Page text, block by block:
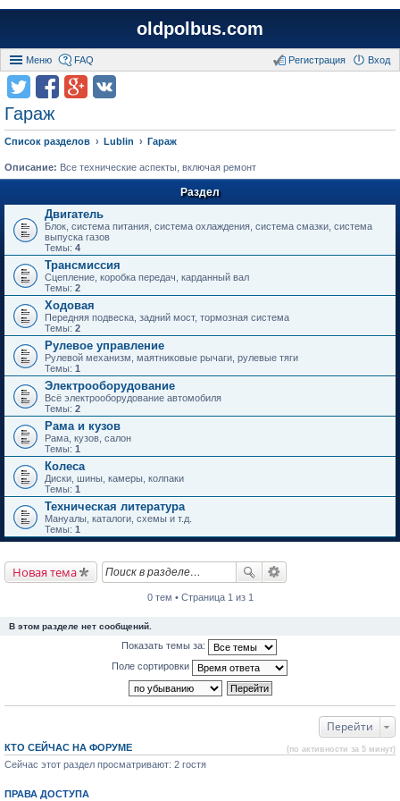
oldpolbus.com
Меню FAQ Вход
Регистрация
Гараж
Список разделов Lublin Гараж
Описание: Все технические аспекты, включая ремонт
Раздел
Двигатель
Блок, система питания, система охлаждения, система смазки, система
выпуска газов
Темы: 4
Трансмиссия
Сцепление, коробка передач, карданный вал
Темы: 2
Ходовая
Передняя подвеска, задний мост, тормозная система
Темы: 2
Рулевое управление
Рулевой механизм, маятниковые рычаги, рулевые тяги
Темы: 1
Электрооборудование
Всё электрооборудование автомобиля
Темы: 2
Рама и кузов
Рама, кузов, салон
Темы: 1
Колеса
Диски, шины, камеры, колпаки
Темы: 1
Техническая литература
Мануалы, каталоги, схемы и т.д.
Темы: 1
Новая тема
0 тем • Страница 1 из 1
В этом разделе нет сообщений.
Показать темы за:
Поле сортировки
Перейти
КТО СЕЙЧАС НА ФОРУМЕ (по активности за 5 минут)
Сейчас этот раздел просматривают: 2 гостя
ПРАВА ДОСТУПА